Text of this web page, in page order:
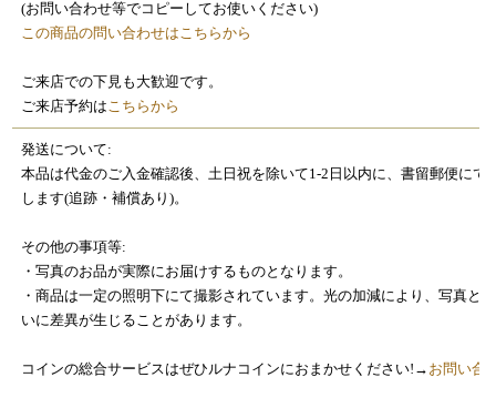
(お問い合わせ等でコピーしてお使いください)
この商品の問い合わせはこちらから
ご来店での下見も大歓迎です。
ご来店予約はこちらから
発送について:
本品は代金のご入金確認後、土日祝を除いて1-2日以内に、書留郵便にて
します(追跡・補償あり)。
その他の事項等:
・写真のお品が実際にお届けするものとなります。
・商品は一定の照明下にて撮影されています。光の加減により、写真と
いに差異が生じることがあります。
コインの総合サービスはぜひルナコインにおまかせください!→ お問い合